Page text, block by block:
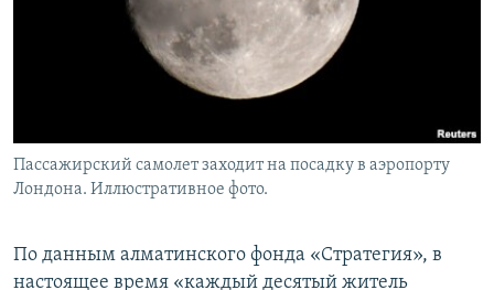
Пассажирский самолет заходит на посадку в аэропорту
Лондона. Иллюстративное фото.
По данным алматинского фонда «Стратегия», в
настоящее время «каждый десятый житель